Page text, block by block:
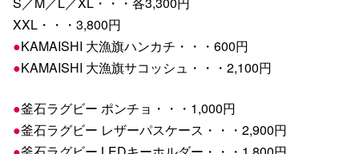
XXL・・・3,800円
●KAMAISHI 大漁旗ハンカチ・・・600円
●KAMAISHI 大漁旗サコッシュ・・・2,100円
●釜石ラグビー ポンチョ・・・1,000円
●釜石ラグビー レザーパスケース・・・2,900円